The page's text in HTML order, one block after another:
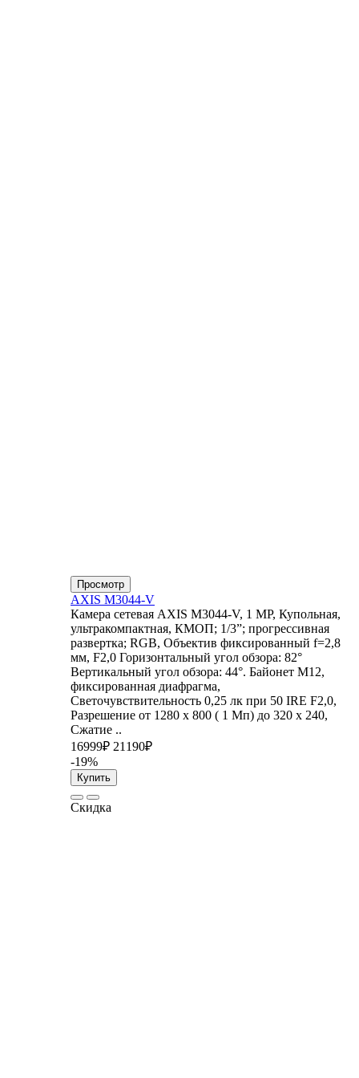
Просмотр
AXIS M3044-V
Камера сетевая AXIS M3044-V, 1 MP, Купольная,
ультракомпактная, КМОП; 1/3”; прогрессивная
развертка; RGB, Объектив фиксированный f=2,8
мм, F2,0 Горизонтальный угол обзора: 82°
Вертикальный угол обзора: 44°. Байонет М12,
фиксированная диафрагма,
Светочувствительность 0,25 лк при 50 IRE F2,0,
Разрешение от 1280 x 800 ( 1 Мп) до 320 x 240,
Сжатие ..
16999₽ 21190₽
-19%
Купить
Скидка